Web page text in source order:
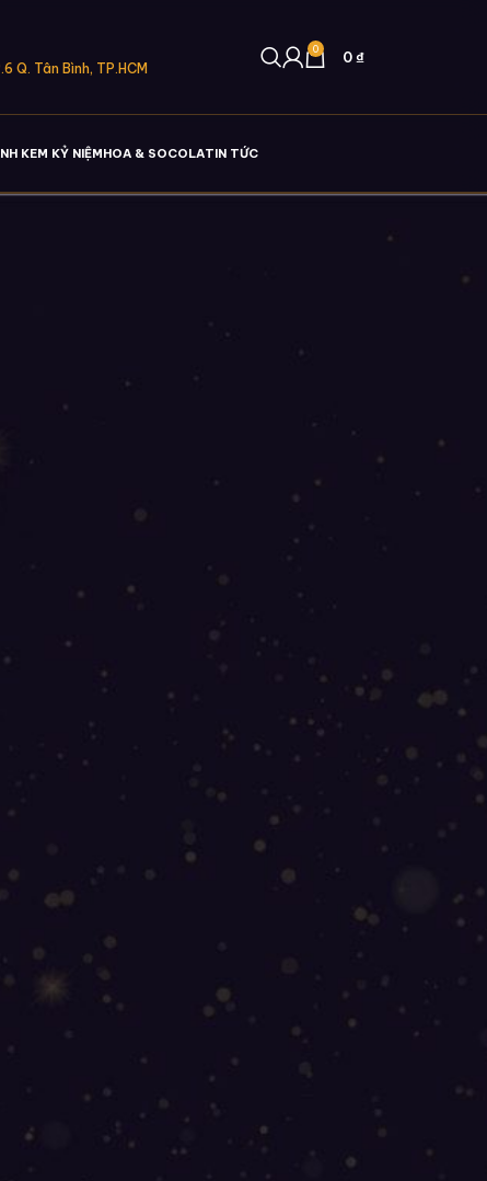
Q. Tân Bình, TP.HCM
0 0₫
KEM KỶ NIỆMHOA & SOCOLATIN TỨC